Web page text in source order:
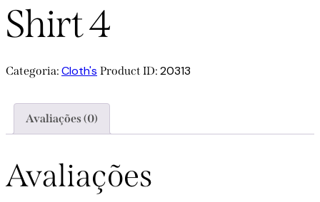
Shirt 4
Categoria: Cloth's Product ID: 20313
Avaliações (0)
Avaliações